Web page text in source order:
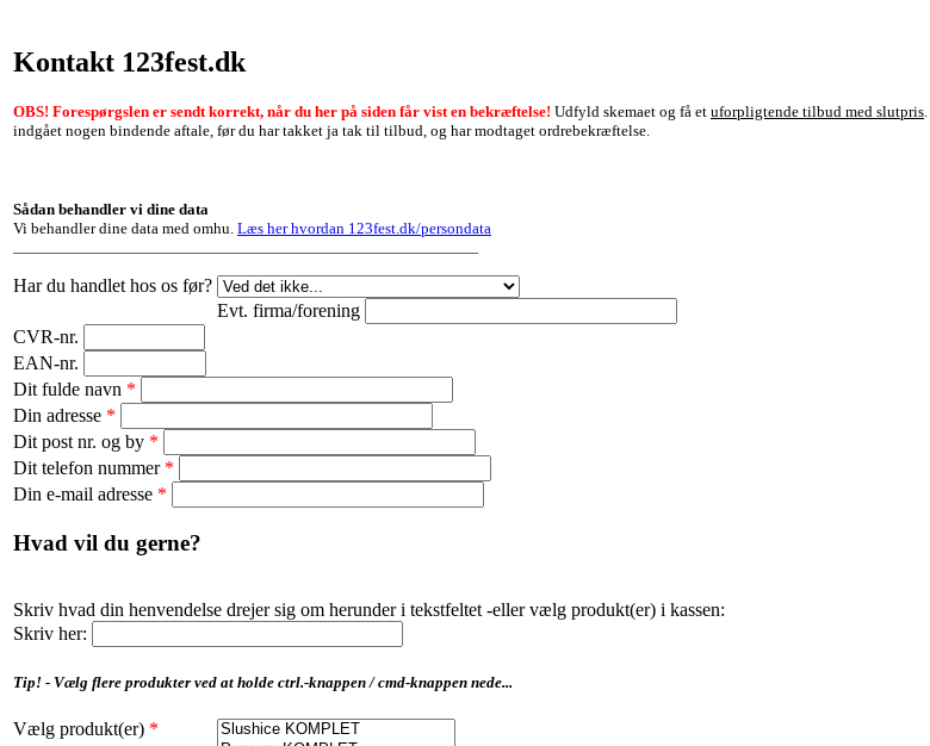
Kontakt 123fest.dk
OBS! Forespørgslen er sendt korrekt, når du her på siden får vist en bekræftelse! Udfyld skemaet og få et uforpligtende tilbud med slutpris
indgået nogen bindende aftale, før du har takket ja tak til tilbud, og har modtaget ordrebekræftelse.
Sådan behandler vi dine data
Vi behandler dine data med omhu. Læs her hvordan 123fest.dk/persondata
Har du handlet hos os før?
Evt. firma/forening
CVR-nr.
EAN-nr.
Dit fulde navn *
Din adresse *
Dit post nr. og by *
Dit telefon nummer*
Din e-mail adresse *
Hvad vil du gerne?
Skriv hvad din henvendelse drejer sig om herunder i tekstfeltet -eller vælg produkt(er) i kassen:
Skriv her:
Tip! - Vælg flere produkter ved at holde ctrl.-knappen / cmd-knappen nede...
Vælg produkt(er) *